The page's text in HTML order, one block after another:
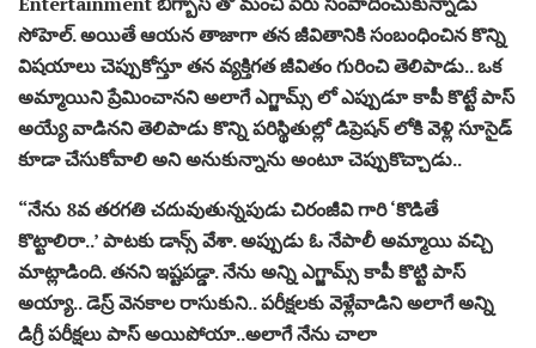
సోహెల్. అయితే ఆయన తాజాగా తన జీవితానికి సంబంధించిన కొన్ని
విషయాలు చెప్పుకోస్తూ తన వ్యక్తిగత జీవితం గురించి తెలిపాడు.. ఒక
అమ్మాయిని ప్రేమించానని అలాగే ఎగ్జామ్స్ లో ఎప్పుడూ కాపీ కొట్టే పాస్
అయ్యే వాడినని తెలిపాడు కొన్ని పరిస్థితుల్లో డిప్రెషన్ లోకి వెళ్లి సూసైడ్
కూడా చేసుకోవాలి అని అనుకున్నాను అంటూ చెప్పుకొచ్చాడు..
“నేను 8వ తరగతి చదువుతున్నపుడు చిరంజీవి గారి ‘కొడితే
కొట్టాలిరా..’ పాటకు డాన్స్‌ వేశా. అప్పుడు ఓ నేపాలీ అమ్మాయి వచ్చి
మాట్లాడింది. తనని ఇష్టపడ్డా. నేను అన్ని ఎగ్జామ్స్‌ కాపీ కొట్టి పాస్‌
అయ్యా.. డెస్ర్‌ వెనకాల రాసుకుని.. పరీక్షలకు వెళ్లేవాడిని అలాగే అన్ని
డిగ్రీ పరీక్షలు పాస్ అయిపోయా..అలాగే నేను చాలా